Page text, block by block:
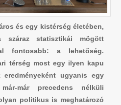
és egy kistérség életében,
száraz statisztikái mögött
fontosabb: a lehetőség.
térség most egy ilyen kapu
ugyanis egy
már precedens nélküli
politikus is meghatározó